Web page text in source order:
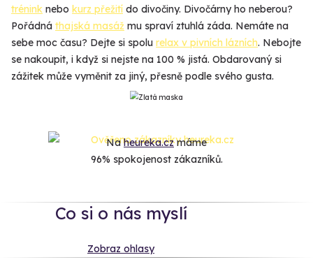
trénink nebo kurz přežití do divočiny. Divočárny ho neberou?
Pořádná thajská masáž mu spraví ztuhlá záda. Nemáte na
sebe moc času? Dejte si spolu relax v pivních lázních. Nebojte
se nakoupit, i když si nejste na 100 % jistá. Obdarovaný si
zážitek může vyměnit za jiný, přesně podle svého gusta.
Naheureka.czmáme
96% spokojenost zákazníků.
Co si o nás myslí
Zobraz ohlasy